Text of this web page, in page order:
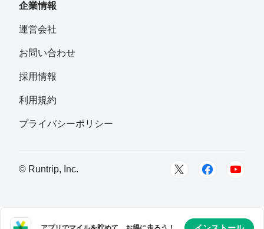
企業情報
運営会社
お問い合わせ
採用情報
利用規約
プライバシーポリシー
© Runtrip, Inc.